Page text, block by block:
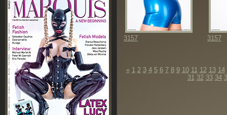
3157 3157
« 1 2 3 4 5 6 7 8 9 10 11 12 13 14
31 32 33 34